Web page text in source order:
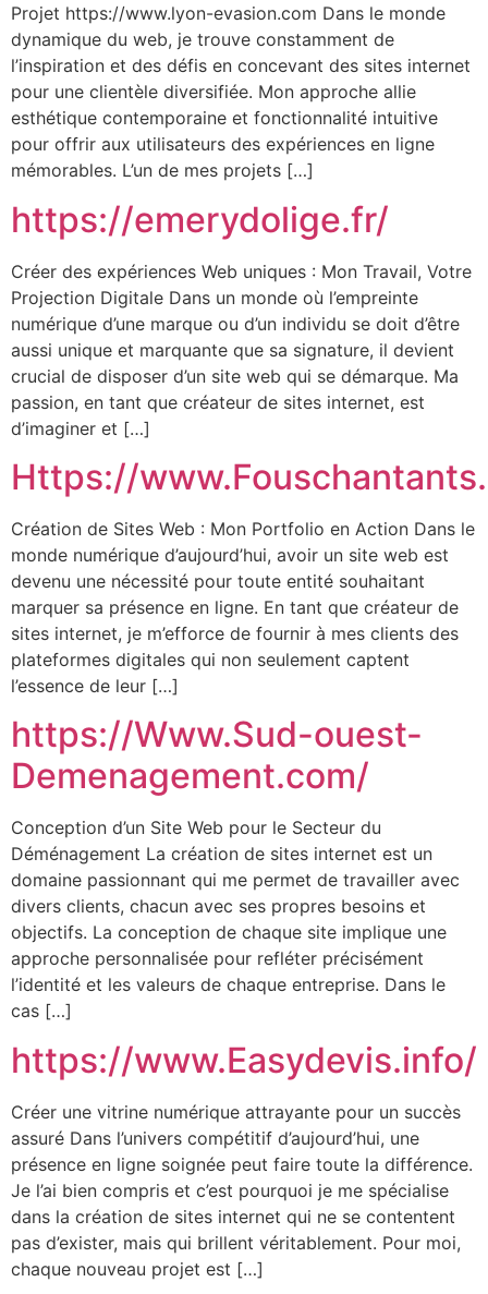
Projet https://www.lyon-evasion.com Dans le monde
dynamique du web, je trouve constamment de
l’inspiration et des défis en concevant des sites internet
pour une clientèle diversifiée. Mon approche allie
esthétique contemporaine et fonctionnalité intuitive
pour offrir aux utilisateurs des expériences en ligne
mémorables. L’un de mes projets […]
https://emerydolige.fr/
Créer des expériences Web uniques : Mon Travail, Votre
Projection Digitale Dans un monde où l’empreinte
numérique d’une marque ou d’un individu se doit d’être
aussi unique et marquante que sa signature, il devient
crucial de disposer d’un site web qui se démarque. Ma
passion, en tant que créateur de sites internet, est
d’imaginer et […]
Https://
Création de Sites Web : Mon Portfolio en Action Dans le
monde numérique d’aujourd’hui, avoir un site web est
devenu une nécessité pour toute entité souhaitant
marquer sa présence en ligne. En tant que créateur de
sites internet, je m’efforce de fournir à mes clients des
plateformes digitales qui non seulement captent
l’essence de leur […]
https://Www.Sud-ouest-
Demenagement.com/
Conception d’un Site Web pour le Secteur du
Déménagement La création de sites internet est un
domaine passionnant qui me permet de travailler avec
divers clients, chacun avec ses propres besoins et
objectifs. La conception de chaque site implique une
approche personnalisée pour refléter précisément
l’identité et les valeurs de chaque entreprise. Dans le
cas […]
https://www.Easydevis.info/
Créer une vitrine numérique attrayante pour un succès
assuré Dans l’univers compétitif d’aujourd’hui, une
présence en ligne soignée peut faire toute la différence.
Je l’ai bien compris et c’est pourquoi je me spécialise
dans la création de sites internet qui ne se contentent
pas d’exister, mais qui brillent véritablement. Pour moi,
chaque nouveau projet est […]